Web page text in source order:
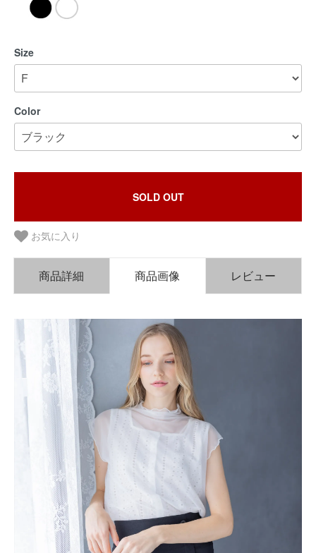
Size
Color
SOLD OUT
お気に入り
商品詳細 商品画像 レビュー